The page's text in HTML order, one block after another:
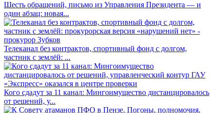
Шесть обращений, письмо из Управления Президента — и
один абзац: новая...
Телеканал без контрактов, спортивный фонд с долгом,
частник с землёй: ...
Кого сдадут за 11 канал: Мингоимущество дистанцировалось
от решений, у...